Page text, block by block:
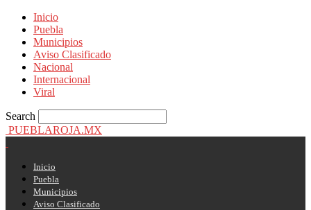
Inicio
Puebla
Municipios
Aviso Clasificado
Nacional
Internacional
Viral
Search
PUEBLAROJA.MX
Inicio
Puebla
Municipios
Aviso Clasificado